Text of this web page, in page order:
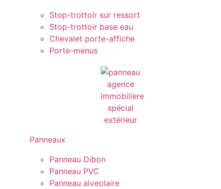
Stop-trottoir sur ressort
Stop-trottoir base eau
Chevalet porte-affiche
Porte-menus
Panneaux
Panneau Dibon
Panneau PVC
Panneau alveolaire